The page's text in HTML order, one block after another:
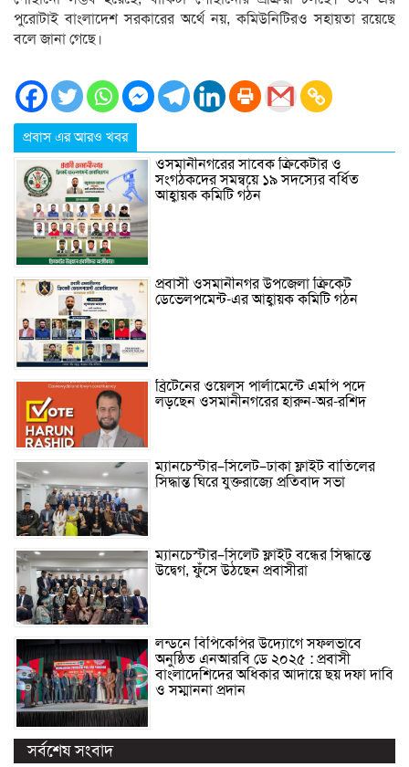
পুরোটাই বাংলাদেশ সরকারের অর্থে নয়, কমিউনিটিরও সহায়তা রয়েছে
বলে জানা গেছে।
প্রবাস এর আরও খবর
ওসমানীনগরের সাবেক ক্রিকেটার ও
সংগঠকদের সমন্বয়ে ১৯ সদস্যের বর্ধিত
আহ্বায়ক কমিটি গঠন
প্রবাসী ওসমানীনগর উপজেলা ক্রিকেট
ডেভেলপমেন্ট-এর আহ্বায়ক কমিটি গঠন
ব্রিটেনের ওয়েলস পার্লামেন্টে এমপি পদে
লড়ছেন ওসমানীনগরের হারুন-অর-রশিদ
ম্যানচেস্টার–সিলেট–ঢাকা ফ্লাইট বাতিলের
সিদ্ধান্ত ঘিরে যুক্তরাজ্যে প্রতিবাদ সভা
ম্যানচেস্টার–সিলেট ফ্লাইট বন্ধের সিদ্ধান্তে
উদ্বেগ, ফুঁসে উঠছেন প্রবাসীরা
লন্ডনে বিপিকেপির উদ্যোগে সফলভাবে
অনুষ্ঠিত এনআরবি ডে ২০২৫ : প্রবাসী
বাংলাদেশিদের অধিকার আদায়ে ছয় দফা দাবি
ও সম্মাননা প্রদান
সর্বশেষ সংবাদ